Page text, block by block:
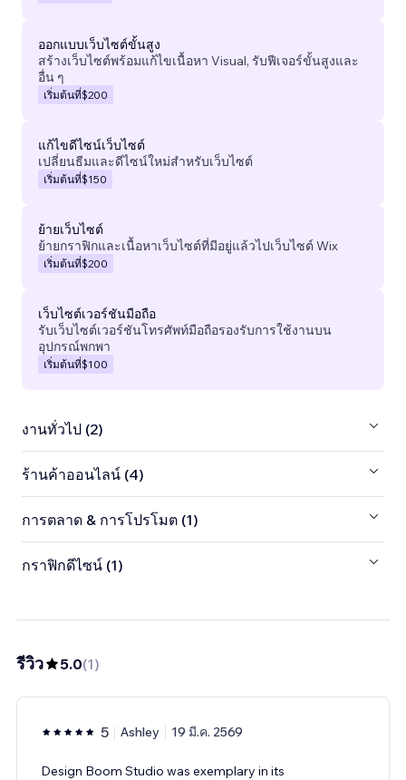
ออกแบบเว็บไซต์ขั้นสูง
สร้างเว็บไซต์พร้อมแก้ไขเนื้อหา Visual, รับฟีเจอร์ขั้นสูงและ
อื่น ๆ
เริ่มต้นที่$200
แก้ไขดีไซน์เว็บไซต์
เปลี่ยนธีมและดีไซน์ใหม่สำหรับเว็บไซต์
เริ่มต้นที่$150
ย้ายเว็บไซต์
ย้ายกราฟิกและเนื้อหาเว็บไซต์ที่มีอยู่แล้วไปเว็บไซต์ Wix
เริ่มต้นที่$200
เว็บไซต์เวอร์ชันมือถือ
รับเว็บไซต์เวอร์ชันโทรศัพท์มือถือรองรับการใช้งานบน
อุปกรณ์พกพา
เริ่มต้นที่$100
งานทั่วไป (2)
ร้านค้าออนไลน์ (4)
การตลาด & การโปรโมต (1)
กราฟิกดีไซน์ (1)
รีวิว 5.0(1)
5 Ashley 19 มี.ค. 2569
Design Boom Studio was exemplary in its